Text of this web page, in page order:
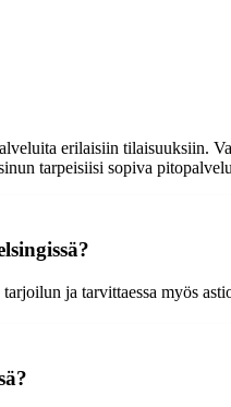
erilaisiin tilaisuuksiin.
tarpeisiisi sopiva
ja tarvittaessa myös